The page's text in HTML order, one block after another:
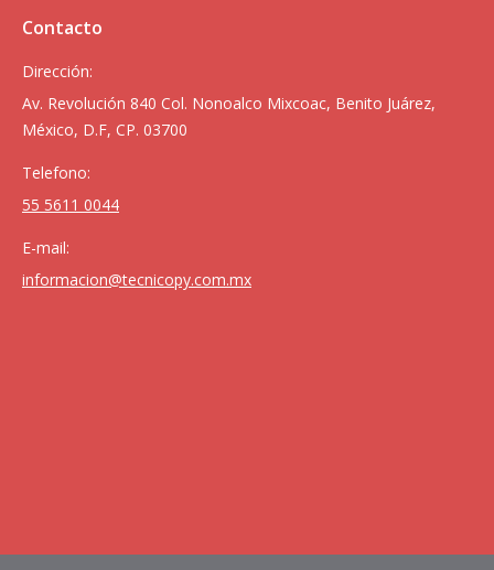
Contacto
Dirección:
Av. Revolución 840 Col. Nonoalco Mixcoac, Benito Juárez,
México, D.F, CP. 03700
Telefono:
55 5611 0044
E-mail:
informacion@tecnicopy.com.mx